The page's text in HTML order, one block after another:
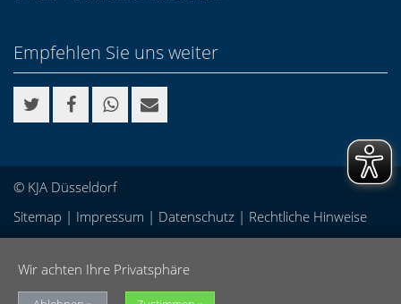
Empfehlen Sie uns weiter
© KJA Düsseldorf
Sitemap | Impressum | Datenschutz | Rechtliche Hinweise
Wir achten Ihre Privatsphäre